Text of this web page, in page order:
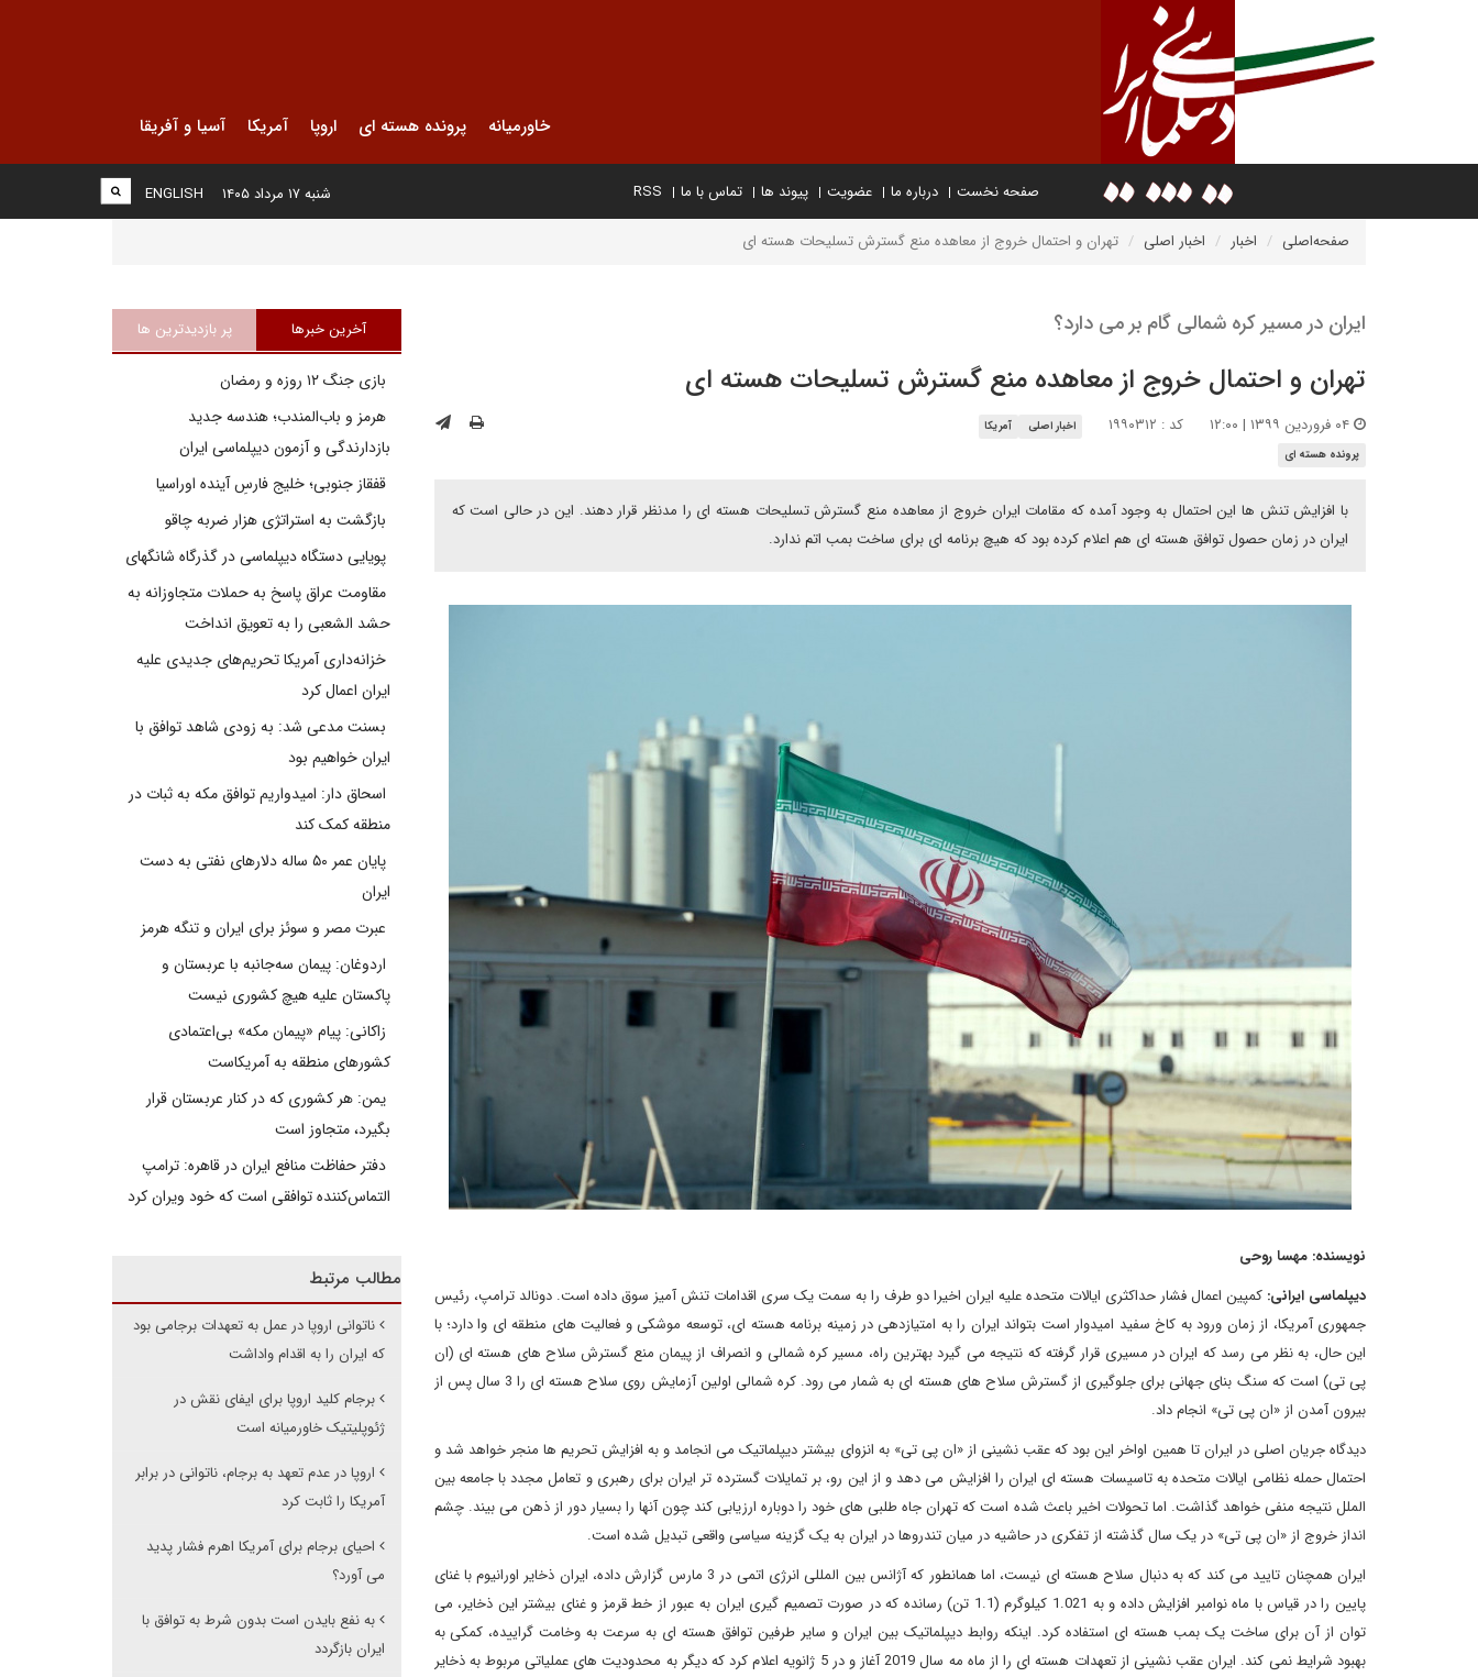
خاورمیانه پرونده هسته ای اروپا آمریکا آسیا و آفریقا
صفحه نخست درباره ما عضویت پیوند ها تماس با ما RSS
ENGLISH شنبه ۱۷ مرداد ۱۴۰۵
صفحه‌اصلی اخبار اخبار اصلی تهران و احتمال خروج از معاهده منع گسترش تسلیحات هسته ای
ایران در مسیر کره شمالی گام بر می دارد؟
تهران و احتمال خروج از معاهده منع گسترش تسلیحات هسته ای
کد : ۱۹۹۰۳۱۲ اخبار اصلی
آمریکا
پرونده هسته ای
با افزایش تنش ها این احتمال به وجود آمده که مقامات ایران خروج از معاهده منع گسترش تسلیحات هسته ای را مدنظر قرار دهند. این در حالی است که
ایران در زمان حصول توافق هسته ای هم اعلام کرده بود که هیچ برنامه ای برای ساخت بمب اتم ندارد.
نویسنده: مهسا روحی
دیپلماسی ایرانی: کمپین اعمال فشار حداکثری ایالات متحده علیه ایران اخیرا دو طرف را به سمت یک سری اقدامات تنش آمیز سوق داده است. دونالد ترامپ، رئیس
جمهوری آمریکا، از زمان ورود به کاخ سفید امیدوار است بتواند ایران را به امتیازدهی در زمینه برنامه هسته ای، توسعه موشکی و فعالیت های منطقه ای وا دارد؛ با
این حال، به نظر می رسد که ایران در مسیری قرار گرفته که نتیجه می گیرد بهترین راه، مسیر کره شمالی و انصراف از پیمان منع گسترش سلاح های هسته ای (ان
پی تی) است که سنگ بنای جهانی برای جلوگیری از گسترش سلاح های هسته ای به شمار می رود. کره شمالی اولین آزمایش روی سلاح هسته ای را 3 سال پس از
بیرون آمدن از «ان پی تی» انجام داد.
دیدگاه جریان اصلی در ایران تا همین اواخر این بود که عقب نشینی از «ان پی تی» به انزوای بیشتر دیپلماتیک می انجامد و به افزایش تحریم ها منجر خواهد شد و
احتمال حمله نظامی ایالات متحده به تاسیسات هسته ای ایران را افزایش می دهد و از این رو، بر تمایلات گسترده تر ایران برای رهبری و تعامل مجدد با جامعه بین
الملل نتیجه منفی خواهد گذاشت. اما تحولات اخیر باعث شده است که تهران جاه طلبی های خود را دوباره ارزیابی کند چون آنها را بسیار دور از ذهن می بیند. چشم
انداز خروج از «ان پی تی» در یک سال گذشته از تفکری در حاشیه در میان تندروها در ایران به یک گزینه سیاسی واقعی تبدیل شده است.
ایران همچنان تایید می کند که به دنبال سلاح هسته ای نیست، اما همانطور که آژانس بین المللی انرژی اتمی در 3 مارس گزارش داده، ایران ذخایر اورانیوم با غنای
پایین را در قیاس با ماه نوامبر افزایش داده و به 1.021 کیلوگرم (1.1 تن) رسانده که در صورت تصمیم گیری ایران به عبور از خط قرمز و غنای بیشتر این ذخایر، می
توان از آن برای ساخت یک بمب هسته ای استفاده کرد. اینکه روابط دیپلماتیک بین ایران و سایر طرفین توافق هسته ای به سرعت به وخامت گراییده، کمکی به
بهبود شرایط نمی کند. ایران عقب نشینی از تعهدات هسته ای را از ماه مه سال 2019 آغاز و در 5 ژانویه اعلام کرد که دیگر به محدودیت های عملیاتی مربوط به ذخایر
آخرین خبرها پر بازدیدترین ها
بازی جنگ ۱۲ روزه و رمضان
هرمز و باب‌المندب؛ هندسه جدید
بازدارندگی و آزمون دیپلماسی ایران
قفقاز جنوبی؛ خلیج فارسِ آینده اوراسیا
بازگشت به استراتژی هزار ضربه چاقو
پویایی دستگاه دیپلماسی در گذرگاه شانگهای
مقاومت عراق پاسخ به حملات متجاوزانه به
حشد الشعبی را به تعویق انداخت
خزانه‌داری آمریکا تحریم‌های جدیدی علیه
ایران اعمال کرد
بسنت مدعی شد: به زودی شاهد توافق با
ایران خواهیم بود
اسحاق دار: امیدواریم توافق مکه به ثبات در
منطقه کمک کند
پایان عمر ۵۰ ساله دلارهای نفتی به دست
ایران
عبرت مصر و سوئز برای ایران و تنگه هرمز
اردوغان: پیمان سه‌جانبه با عربستان و
پاکستان علیه هیچ کشوری نیست
زاکانی: پیام «پیمان مکه» بی‌اعتمادی
کشورهای منطقه به آمریکاست
یمن: هر کشوری که در کنار عربستان قرار
بگیرد، متجاوز است
دفتر حفاظت منافع ایران در قاهره: ترامپ
التماس‌کننده توافقی است که خود ویران کرد
مطالب مرتبط
ناتوانی اروپا در عمل به تعهدات برجامی بود
که ایران را به اقدام واداشت
برجام کلید اروپا برای ایفای نقش در
ژئوپلیتیک خاورمیانه است
اروپا در عدم تعهد به برجام، ناتوانی در برابر
آمریکا را ثابت کرد
احیای برجام برای آمریکا اهرم فشار پدید
می آورد؟
به نفع بایدن است بدون شرط به توافق با
ایران بازگردد